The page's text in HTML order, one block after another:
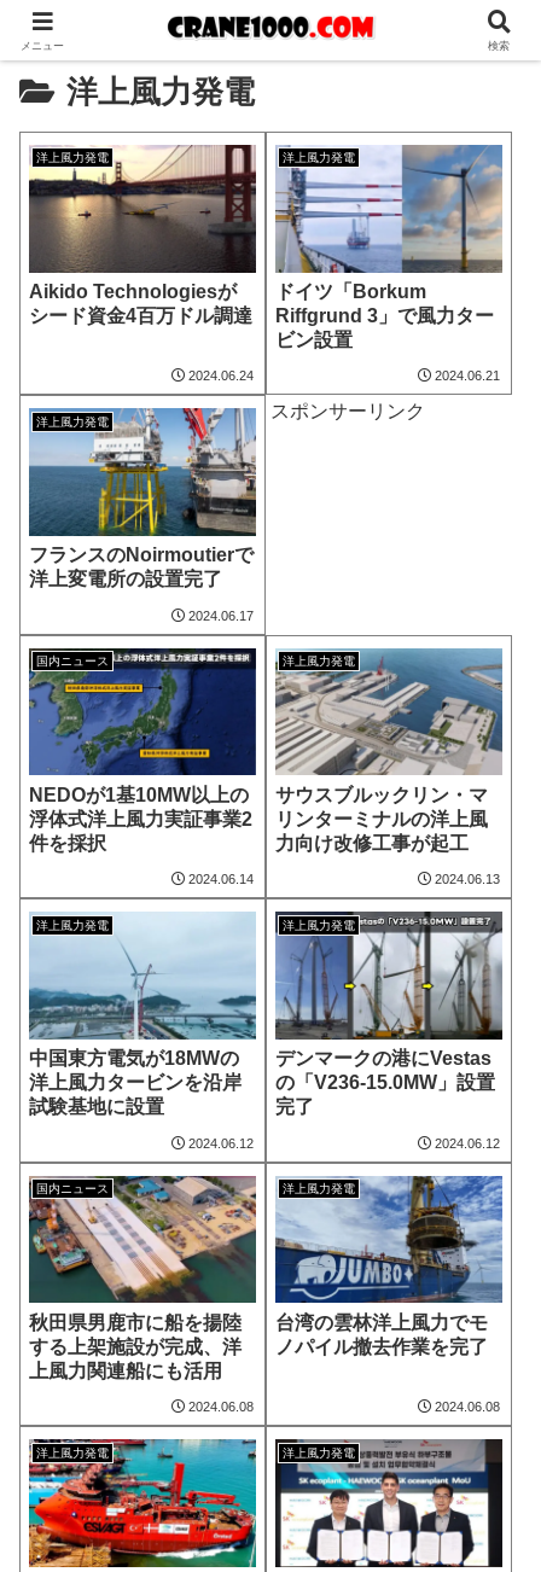
洋上風力発電
洋上風力発電
Aikido Technologiesが
シード資金4百万ドル調達
2024.06.24
洋上風力発電
ドイツ「Borkum
Riffgrund 3」で風力ター
ビン設置
2024.06.21
洋上風力発電
フランスのNoirmoutierで
洋上変電所の設置完了
2024.06.17
スポンサーリンク
国内ニュース
NEDOが1基10MW以上の
浮体式洋上風力実証事業2
件を採択
2024.06.14
洋上風力発電
サウスブルックリン・マ
リンターミナルの洋上風
力向け改修工事が起工
2024.06.13
洋上風力発電
中国東方電気が18MWの
洋上風力タービンを沿岸
試験基地に設置
2024.06.12
洋上風力発電
デンマークの港にVestas
の「V236-15.0MW」設置
完了
2024.06.12
国内ニュース
秋田県男鹿市に船を揚陸
する上架施設が完成、洋
上風力関連船にも活用
2024.06.08
洋上風力発電
台湾の雲林洋上風力でモ
ノパイル撤去作業を完了
2024.06.08
洋上風力発電 洋上風力発電
メニュー 検索